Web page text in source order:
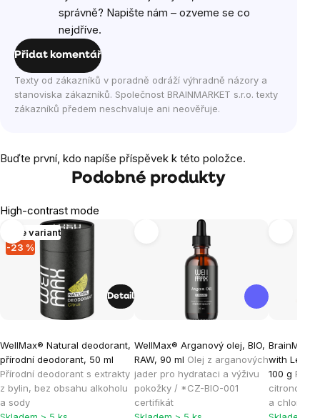
správně? Napište nám – ozveme se co
nejdříve.
Přidat komentář
Texty od zákazníků v poradně odráží výhradně názory a
stanoviska zákazníků. Společnost BRAINMARKET s.r.o. texty
zákazníků předem neschvaluje ani neověřuje.
Buďte první, kdo napíše příspěvek k této položce.
Podobné produkty
High-contrast mode
-23 %
Více variant
WellMax® Natural deodorant,
přírodní deodorant, 50 ml
Přírodní deodorant s extrakty
z bylin, bez obsahu alkoholu
a sody
Detail
WellMax® Arganový olej, BIO,
RAW, 90 ml Olej z arganových
jader pro hydrataci a výživu
pokožky / *CZ-BIO-001
certifikát
BrainMax
with
100 g
citronovou
a